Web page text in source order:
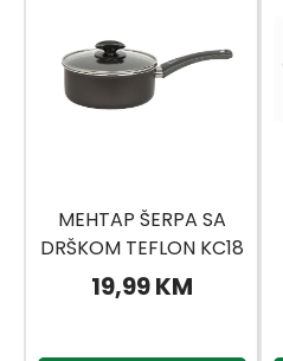
MEHTAP ŠERPA SA
DRŠKOM TEFLON KC18
19,99 KM